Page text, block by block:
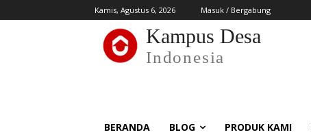
Kamis, Agustus 6, 2026 Masuk / Bergabung
Kampus Desa
Indonesia
BERANDA BLOG PRODUK KAMI